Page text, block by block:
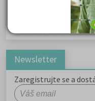
Karel Havlíček
Romain Rolland: Petr
Newsletter
Zaregistrujte se a